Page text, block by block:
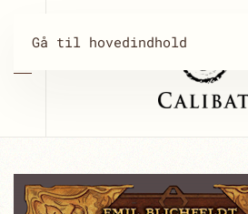
Gå til hovedindhold